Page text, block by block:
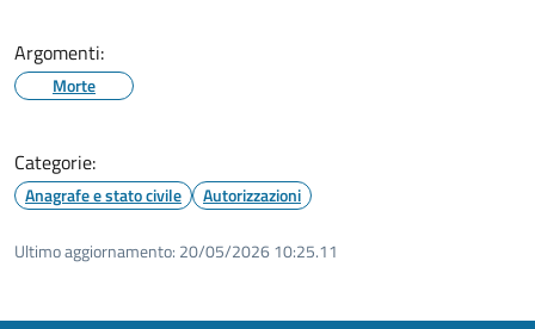
Argomenti:
Morte
Categorie:
Anagrafe e stato civile Autorizzazioni
Ultimo aggiornamento: 20/05/2026 10:25.11